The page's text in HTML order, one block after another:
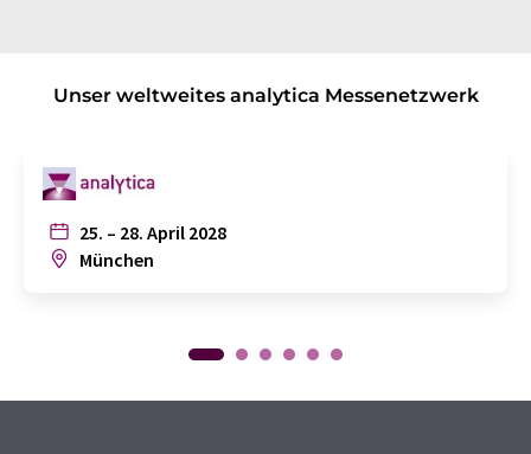
Unser weltweites analytica Messenetzwerk
25. – 28. April 2028
München